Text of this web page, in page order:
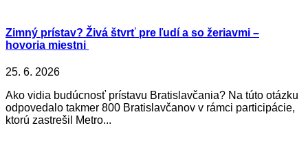
Zimný prístav? Živá štvrť pre ľudí a so žeriavmi –
hovoria miestni
25. 6. 2026
Ako vidia budúcnosť prístavu Bratislavčania? Na túto otázku
odpovedalo takmer 800 Bratislavčanov v rámci participácie,
ktorú zastrešil Metro...